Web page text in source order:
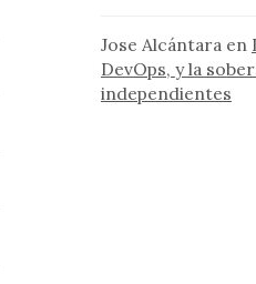
Jose Alcántara en
DevOps, y la
independientes